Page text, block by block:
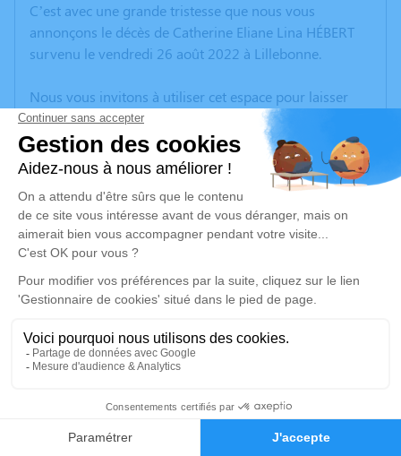
Faire-part Hommages
C’est avec une grande tristesse que nous vous
annonçons le décès de Catherine Eliane Lina HÉBERT
survenu le vendredi 26 août 2022 à Lillebonne.
Nous vous invitons à utiliser cet espace pour laisser
vos condoléances, partager des photos souvenirs, une
anecdote ou exprimer vos pensées à travers des
poèmes ou des textes. Cet endroit est un lieu
d'expression dédié à honorer la mémoire de Catherine
Eliane Lina HÉBERT.
Un service de plantation d’arbre hommage est
disponible ici
Cérémonie religieuse
Église Saint Michel de Tancarville
76430 Tancarville